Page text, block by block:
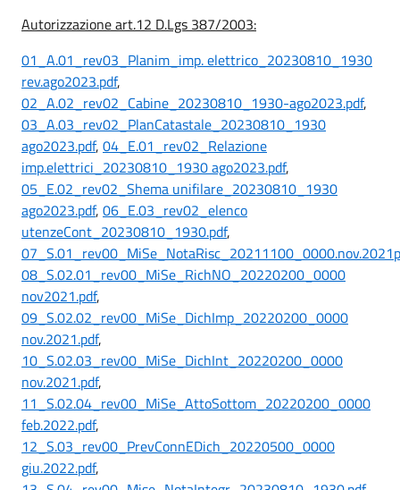
Autorizzazione art.12 D.Lgs 387/2003:
01_A.01_rev03_Planim_imp. elettrico_20230810_1930
rev.ago2023.pdf,
02_A.02_rev02_Cabine_20230810_1930-ago2023.pdf,
03_A.03_rev02_PlanCatastale_20230810_1930
ago2023.pdf, 04_E.01_rev02_Relazione
imp.elettrici_20230810_1930 ago2023.pdf,
05_E.02_rev02_Shema unifilare_20230810_1930
ago2023.pdf, 06_E.03_rev02_elenco
utenzeCont_20230810_1930.pdf,
08_S.02.01_rev00_MiSe_RichNO_20220200_0000
nov2021.pdf,
09_S.02.02_rev00_MiSe_DichImp_20220200_0000
nov.2021.pdf,
10_S.02.03_rev00_MiSe_DichInt_20220200_0000
nov.2021.pdf,
11_S.02.04_rev00_MiSe_AttoSottom_20220200_0000
feb.2022.pdf,
12_S.03_rev00_PrevConnEDich_20220500_0000
giu.2022.pdf,